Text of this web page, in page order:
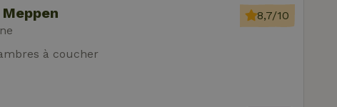
8,7/10
à coucher